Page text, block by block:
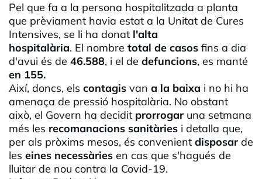
Pel que fa a la persona hospitalitzada a planta
que prèviament havia estat a la Unitat de Cures
Intensives, se li ha donat l'alta
hospitalària. El nombre total de casos fins a dia
d'avui és de 46.588, i el de defuncions, es manté
en 155.
Així, doncs, els contagis van a la baixa i no hi ha
amenaça de pressió hospitalària. No obstant
això, el Govern ha decidit prorrogar una setmana
més les recomanacions sanitàries i detalla que,
per als pròxims mesos, és convenient disposar de
les eines necessàries en cas que s'hagués de
lluitar de nou contra la Covid-19.